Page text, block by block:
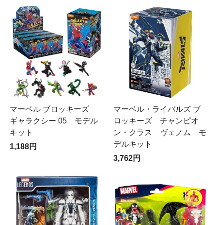
マーベル ブロッキーズ
ギャラクシー 05 モデル
キット
1,188円
マーベル・ライバルズ ブ
ロッキーズ チャンピオ
ン・クラス ヴェノム モ
デルキット
3,762円